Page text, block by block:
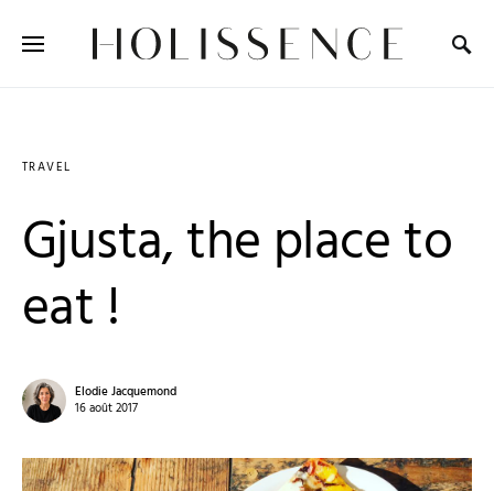
TRAVEL
Gjusta, the place to
eat !
Elodie Jacquemond
16 août 2017